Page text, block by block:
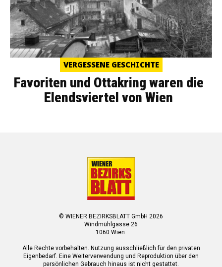
VERGESSENE GESCHICHTE
Favoriten und Ottakring waren die
Elendsviertel von Wien
© WIENER BEZIRKSBLATT GmbH 2026
Windmühlgasse 26
1060 Wien.
Alle Rechte vorbehalten. Nutzung ausschließlich für den privaten
Eigenbedarf. Eine Weiterverwendung und Reproduktion über den
persönlichen Gebrauch hinaus ist nicht gestattet.